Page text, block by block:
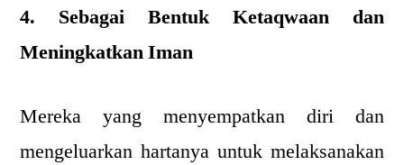
4. Sebagai Bentuk Ketaqwaan dan
Meningkatkan Iman
Mereka yang menyempatkan diri dan
mengeluarkan hartanya untuk melaksanakan